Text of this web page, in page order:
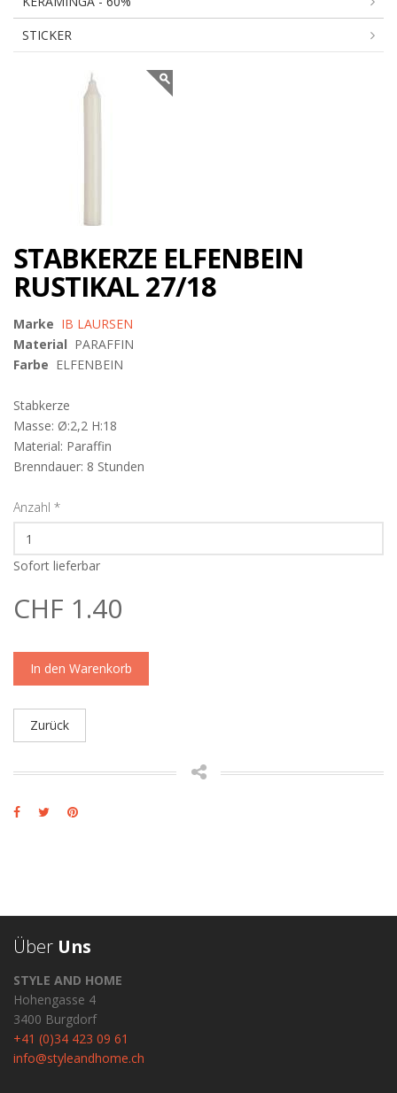
STICKER
STABKERZE ELFENBEIN
RUSTIKAL 27/18
Marke IB LAURSEN
Material PARAFFIN
Farbe ELFENBEIN
Stabkerze
Masse: Ø:2,2 H:18
Material: Paraffin
Brenndauer: 8 Stunden
Anzahl *
Sofort lieferbar
CHF 1.40
In den Warenkorb
Zurück
Über Uns
STYLE AND HOME
Hohengasse 4
3400 Burgdorf
+41 (0)34 423 09 61
info@styleandhome.ch